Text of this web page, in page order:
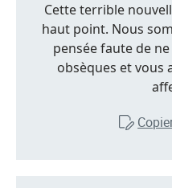
Cette terrible
haut point. Nous
pensée faute de
obsèques et vous